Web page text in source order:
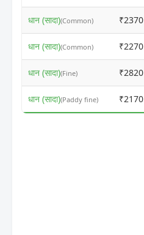
धान (सादा)(Common) ₹2370
धान (सादा)(Common) ₹2270
धान (सादा)(Fine) ₹2820
धान (सादा)(Paddy fine) ₹2170